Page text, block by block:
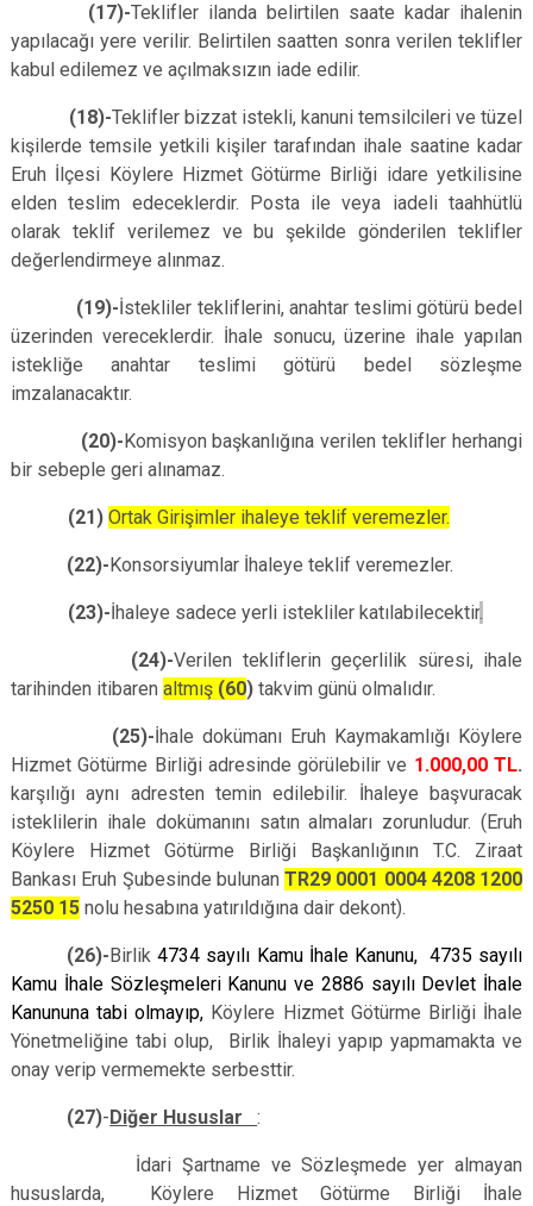
(17)-Teklifler ilanda belirtilen saate kadar ihalenin
yapılacağı yere verilir. Belirtilen saatten sonra verilen teklifler
kabul edilemez ve açılmaksızın iade edilir.
(18)-Teklifler bizzat istekli, kanuni temsilcileri ve tüzel
kişilerde temsile yetkili kişiler tarafından ihale saatine kadar
Eruh İlçesi Köylere Hizmet Götürme Birliği idare yetkilisine
elden teslim edeceklerdir. Posta ile veya iadeli taahhütlü
olarak teklif verilemez ve bu şekilde gönderilen teklifler
değerlendirmeye alınmaz.
(19)-İstekliler tekliflerini, anahtar teslimi götürü bedel
üzerinden vereceklerdir. İhale sonucu, üzerine ihale yapılan
istekliğe anahtar teslimi götürü bedel sözleşme
imzalanacaktır.
(20)-Komisyon başkanlığına verilen teklifler herhangi
bir sebeple geri alınamaz.
(21) Ortak Girişimler ihaleye teklif veremezler.
(22)-Konsorsiyumlar İhaleye teklif veremezler.
(23)-İhaleye sadece yerli istekliler katılabilecektir.
(24)-Verilen tekliflerin geçerlilik süresi, ihale
tarihinden itibaren altmış (60) takvim günü olmalıdır.
(25)-İhale dokümanı Eruh Kaymakamlığı Köylere
Hizmet Götürme Birliği adresinde görülebilir ve 1.000,00 TL.
karşılığı aynı adresten temin edilebilir. İhaleye başvuracak
isteklilerin ihale dokümanını satın almaları zorunludur. (Eruh
Köylere Hizmet Götürme Birliği Başkanlığının T.C. Ziraat
Bankası Eruh Şubesinde bulunan TR29 0001 0004 4208 1200
5250 15 nolu hesabına yatırıldığına dair dekont).
(26)-Birlik4734 sayılı Kamu İhale Kanunu, 4735 sayılı
Kamu İhale Sözleşmeleri Kanunu ve 2886 sayılı Devlet İhale
Kanununa tabi olmayıp, Köylere Hizmet Götürme Birliği İhale
Yönetmeliğine tabi olup, Birlik İhaleyi yapıp yapmamakta ve
onay verip vermemekte serbesttir.
(27)-Diğer Hususlar:
İdari Şartname ve Sözleşmede yer almayan
hususlarda, Köylere Hizmet Götürme Birliği İhale